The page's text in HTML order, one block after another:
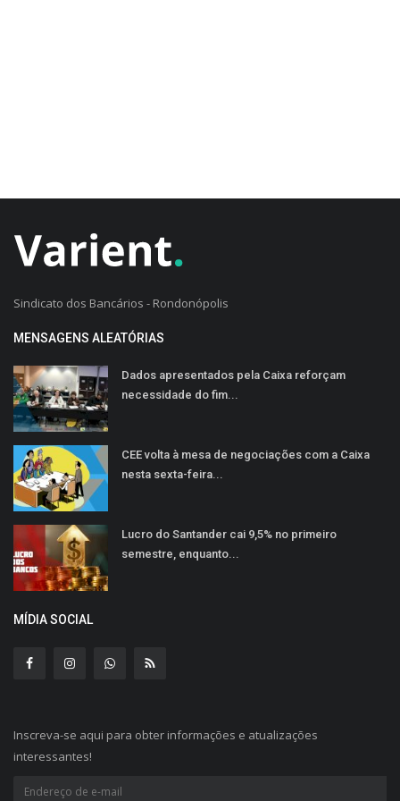
Sindicato dos Bancários - Rondonópolis
MENSAGENS ALEATÓRIAS
Dados apresentados pela Caixa reforçam
necessidade do fim...
CEE volta à mesa de negociações com a Caixa
nesta sexta-feira...
Lucro do Santander cai 9,5% no primeiro
semestre, enquanto...
MÍDIA SOCIAL
Inscreva-se aqui para obter informações e atualizações
interessantes!